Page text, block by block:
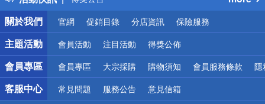
熱門話題
銀行優惠
偏遠地區配送
詐騙網頁！請小心！
關於我們
官網 促銷目錄 分店資訊 保險服務
主題活動 會員活動 注目活動 得獎公佈
會員專區 會員專區 大宗採購 購物須知 會員服務條款 隱
客服中心 常見問題 服務公告 意見信箱